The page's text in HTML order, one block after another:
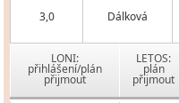
3,0 Dálková
LONI:
přihlášení/plán
přijmout
LETOS:
plán
přijmout